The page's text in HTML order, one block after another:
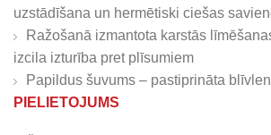
uzstādīšana un hermētiski ciešas
Ražošanā izmantota karstās
izcila izturība pret plīsumiem
Papildus šuvums – pastiprināta
PIELIETOJUMS